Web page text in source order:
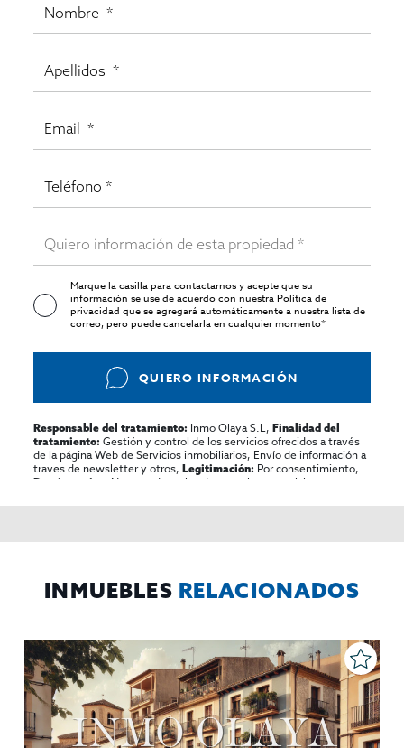
Marque la casilla para contactarnos y acepte que su
información se use de acuerdo con nuestraPolítica de
privacidadque se agregará automáticamente a nuestra lista de
correo, pero puede cancelarla en cualquier momento*
QUIERO INFORMACIÓN
Responsable del tratamiento: Inmo Olaya S.L,Finalidad del
tratamiento: Gestión y control de los servicios ofrecidos a través
de la página Web de Servicios inmobiliarios, Envío de información a
traves de newsletter y otros,Legitimación: Por consentimiento,
Destinatarios:
No se cederan los datos, salvo para elaborar
rectificar y suprimir los datos, solicitar la portabilidad de los
INMUEBLES RELACIONADOS